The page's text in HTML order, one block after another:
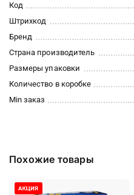
Код
Штрихкод
Бренд
Страна производитель
Размеры упаковки
Количество в коробке
Min заказ
Похожие товары